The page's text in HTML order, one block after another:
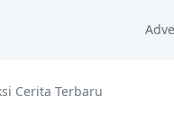
Cerita Terbaru